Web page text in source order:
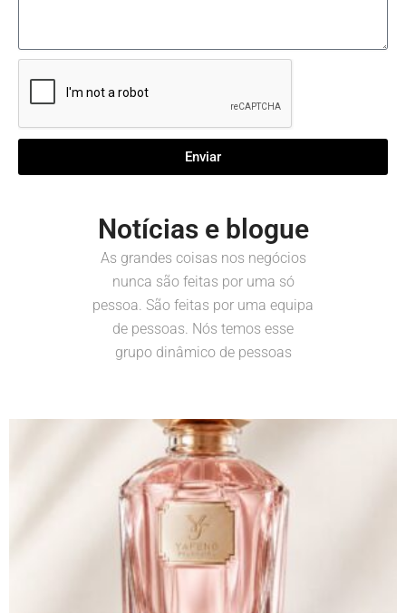
Enviar
Notícias e blogue
As grandes coisas nos negócios
nunca são feitas por uma só
pessoa. São feitas por uma equipa
de pessoas. Nós temos esse
grupo dinâmico de pessoas